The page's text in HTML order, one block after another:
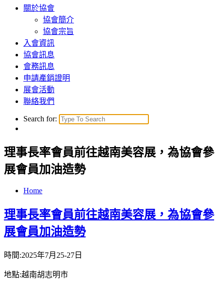
關於協會
協會簡介
協會宗旨
入會資訊
協會訊息
會務訊息
申請產銷證明
展會活動
聯絡我們
Search for:
理事長率會員前往越南美容展，為協會參
展會員加油造勢
Home
理事長率會員前往越南美容展，為協會參
展會員加油造勢
時間:2025年7月25-27日
地點:越南胡志明市